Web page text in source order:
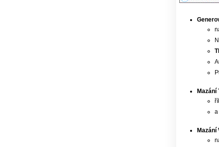
Mazání
a
Mazání